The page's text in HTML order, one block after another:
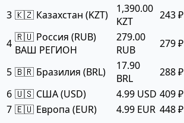
3 🇰🇿 Казахстан (KZT)
1,390.00
KZT
243 ₽
4 🇷🇺 Россия (RUB)
ВАШ РЕГИОН
279.00
RUB
279 ₽
5 🇧🇷 Бразилия (BRL)
17.90
BRL
288 ₽
6 🇺🇸 США (USD) 4.99 USD 409 ₽
7 🇪🇺 Европа (EUR) 4.99 EUR 448 ₽